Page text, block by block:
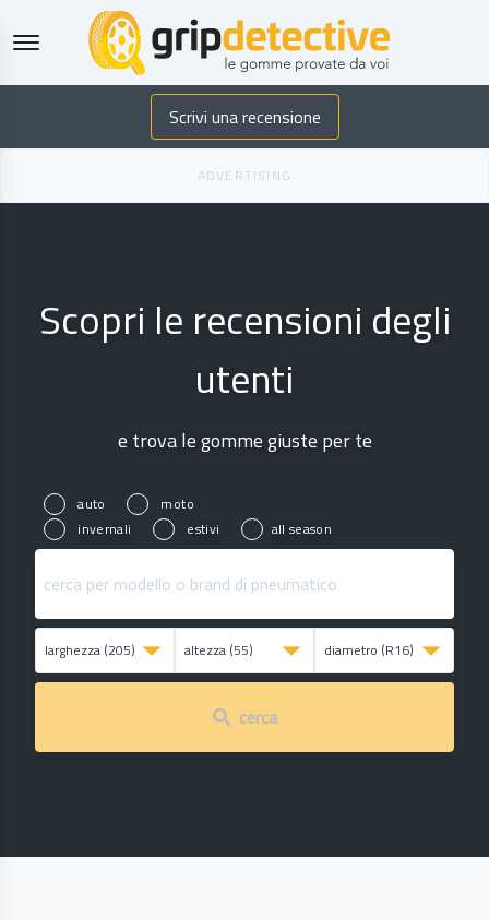
GripDetective
Scrivi una recensione
Scopri le recensioni degli
utenti
e trova le gomme giuste per te
auto
moto
invernali
estivi all season
cerca